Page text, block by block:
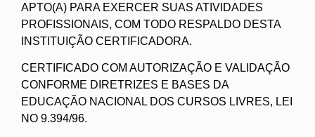
APTO(A) PARA EXERCER SUAS ATIVIDADES
PROFISSIONAIS, COM TODO RESPALDO DESTA
INSTITUIÇÃO CERTIFICADORA.
CERTIFICADO COM AUTORIZAÇÃO E VALIDAÇÃO
CONFORME DIRETRIZES E BASES DA
EDUCAÇÃO NACIONAL DOS CURSOS LIVRES, LEI
NO 9.394/96.